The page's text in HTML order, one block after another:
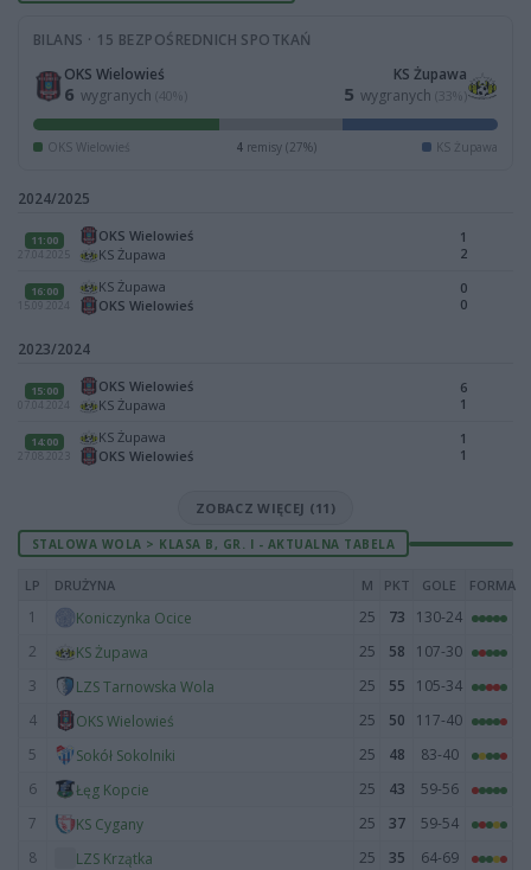
BILANS · 15 BEZPOŚREDNICH SPOTKAŃ
OKS Wielowieś
6 wygranych (40%)
KS Żupawa
5 wygranych (33%)
OKS Wielowieś 4 remisy (27%) KS Żupawa
2024/2025
11:00
27.04.2025
OKS Wielowieś
KS Żupawa
1
2
16:00
15.09.2024
KS Żupawa
OKS Wielowieś
0
0
2023/2024
15:00
07.04.2024
OKS Wielowieś
KS Żupawa
6
1
14:00
27.08.2023
KS Żupawa
OKS Wielowieś
1
1
ZOBACZ WIĘCEJ (11)
STALOWA WOLA > KLASA B, GR. I - AKTUALNA TABELA
LP DRUŻYNA M PKT GOLE FORMA
1 Koniczynka Ocice 25 73
130-24
2
KS Żupawa 25 58
107-30
3
LZS Tarnowska Wola 25 55
105-34
4
OKS Wielowieś 25 50
117-40
5
Sokół Sokolniki 25 48
83-40
6
Łęg Kopcie 25 43
59-56
7
KS Cygany 25 37
59-54
8
LZS Krzątka 25 35
64-69